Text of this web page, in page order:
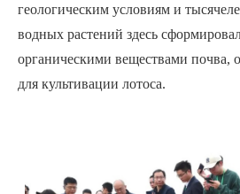
геологическим условиям и
водных растений здесь
органическими веществами почва,
для культивации лотоса.